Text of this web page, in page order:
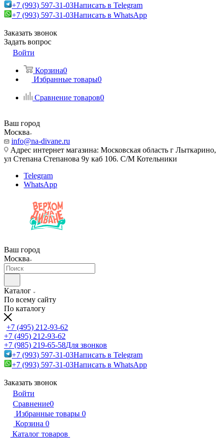
+7 (993) 597-31-03Написать в Telegram
+7 (993) 597-31-03Написать в WhatsApp
Заказать звонок
Задать вопрос
Войти
Корзина0
Избранные товары0
Сравнение товаров0
Ваш город
Москва
info@na-divane.ru
Адрес интернет магазина: Московская область г Лыткарино,
ул Степана Степанова 9у каб 106. С/М Котельники
Telegram
WhatsApp
Ваш город
Москва
Каталог
По всему сайту
По каталогу
+7 (495) 212-93-62
+7 (495) 212-93-62
+7 (985) 219-65-58Для звонков
+7 (993) 597-31-03Написать в Telegram
+7 (993) 597-31-03Написать в WhatsApp
Заказать звонок
Войти
Сравнение0
Избранные товары 0
Корзина 0
Каталог товаров